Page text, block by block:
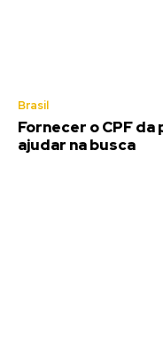
Brasil
Fornecer o CPF
ajudar na busca